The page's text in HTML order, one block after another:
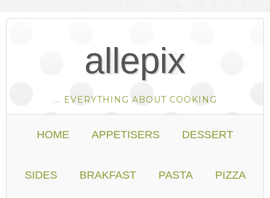
allepix
... EVERYTHING ABOUT COOKING
HOME APPETISERS DESSERT
SIDES BRAKFAST PASTA PIZZA